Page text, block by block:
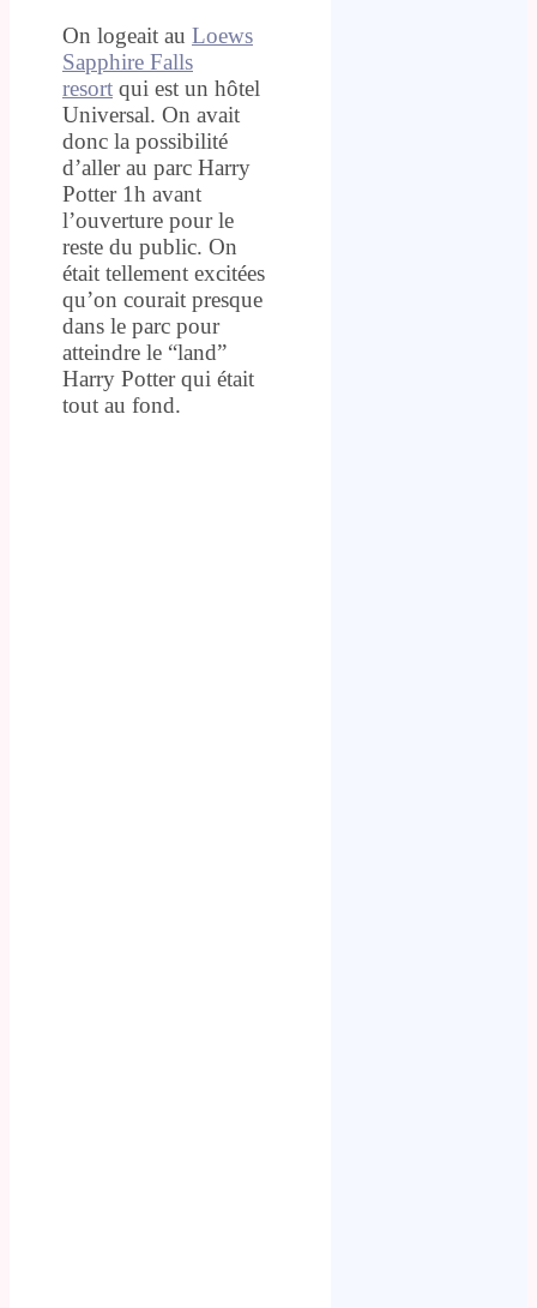
On logeait au Loews
Sapphire Falls
resort qui est un hôtel
Universal. On avait
donc la possibilité
d’aller au parc Harry
Potter 1h avant
l’ouverture pour le
reste du public. On
était tellement excitées
qu’on courait presque
dans le parc pour
atteindre le “land”
Harry Potter qui était
tout au fond.